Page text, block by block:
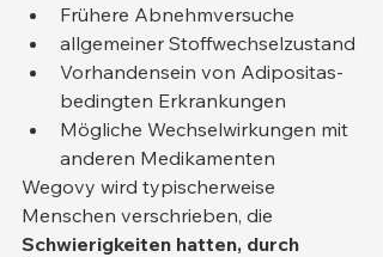
Frühere Abnehmversuche
allgemeiner Stoffwechselzustand
Vorhandensein von Adipositas-
bedingten Erkrankungen
Mögliche Wechselwirkungen mit
anderen Medikamenten
Wegovy wird typischerweise
Menschen verschrieben, die
Schwierigkeiten hatten, durch